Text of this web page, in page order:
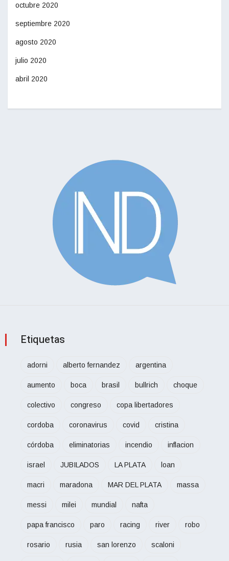
octubre 2020
septiembre 2020
agosto 2020
julio 2020
abril 2020
Etiquetas
adorni alberto fernandez argentina
aumento boca brasil bullrich choque
colectivo congreso copa libertadores
cordoba coronavirus covid cristina
córdoba eliminatorias incendio inflacion
israel JUBILADOS LA PLATA loan
macri maradona MAR DEL PLATA massa
messi milei mundial nafta
papa francisco paro racing river robo
rosario rusia san lorenzo scaloni